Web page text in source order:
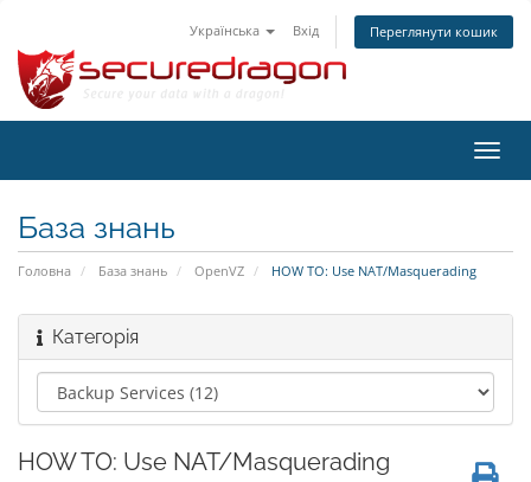
Українська Вхід Переглянути кошик
База знань
Головна База знань OpenVZ HOW TO: Use NAT/Masquerading
Категорія
HOW TO: Use NAT/Masquerading